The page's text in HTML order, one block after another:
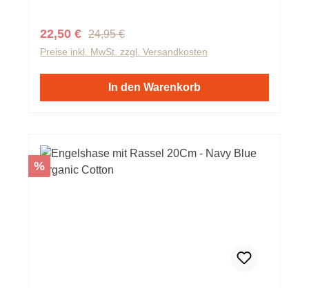
Verkaufspreis:
22,50 € Regulärer Preis:
24,95 €
Preise inkl. MwSt. zzgl. Versandkosten
In den Warenkorb
Rabatt
%